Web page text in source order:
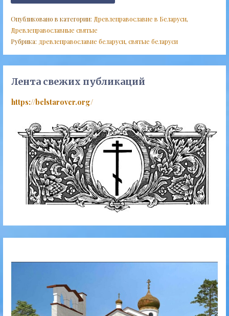
Опубликовано в категории: Древлеправославие в Беларуси,
Древлеправославные святые
Рубрика: древлеправославие беларуси, святые беларуси
Лента свежих публикаций
https://belstarover.org/